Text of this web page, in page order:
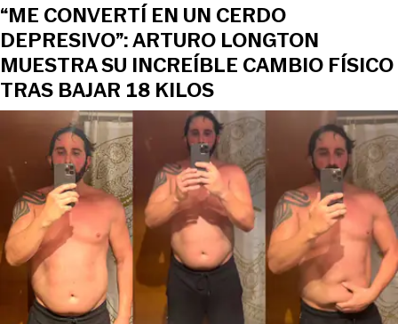
“ME CONVERTÍ EN UN CERDO
DEPRESIVO”: ARTURO LONGTON
MUESTRA SU INCREÍBLE CAMBIO FÍSICO
TRAS BAJAR 18 KILOS